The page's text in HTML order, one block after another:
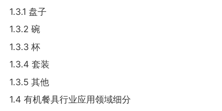
1.3.1 盘子
1.3.2 碗
1.3.3 杯
1.3.4 套装
1.3.5 其他
1.4 有机餐具行业应用领域细分